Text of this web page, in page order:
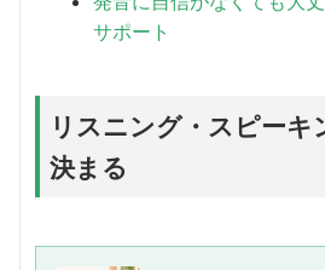
サポート
リスニング・スピーキ
決まる